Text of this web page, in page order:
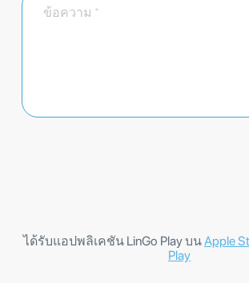
ได้รับแอปพลิเคชัน LinGo Play บนApple
Play